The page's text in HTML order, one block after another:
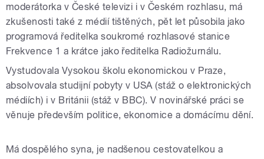
moderátorka v České televizi i v Českém rozhlasu, má
zkušenosti také z médií tištěných, pět let působila jako
programová ředitelka soukromé rozhlasové stanice
Frekvence 1 a krátce jako ředitelka Radiožurnálu.
Vystudovala Vysokou školu ekonomickou v Praze,
absolvovala studijní pobyty v USA (stáž o elektronických
médiích) i v Británii (stáž v BBC). V novinářské práci se
věnuje především politice, ekonomice a domácímu dění.
Má dospělého syna, je nadšenou cestovatelkou a